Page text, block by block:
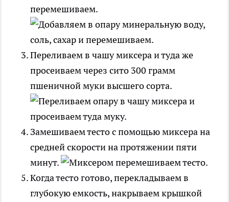
перемешиваем.
Переливаем в чашу миксера и туда же
просеиваем через сито 300 грамм
пшеничной муки высшего сорта.
Замешиваем тесто с помощью миксера на
средней скорости на протяжении пяти
минут.
Когда тесто готово, перекладываем в
глубокую емкость, накрываем крышкой